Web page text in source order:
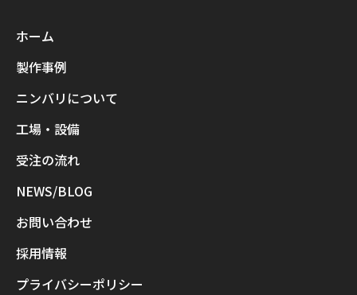
ホーム
製作事例
ニンバリについて
工場・設備
受注の流れ
NEWS/BLOG
お問い合わせ
採用情報
プライバシーポリシー